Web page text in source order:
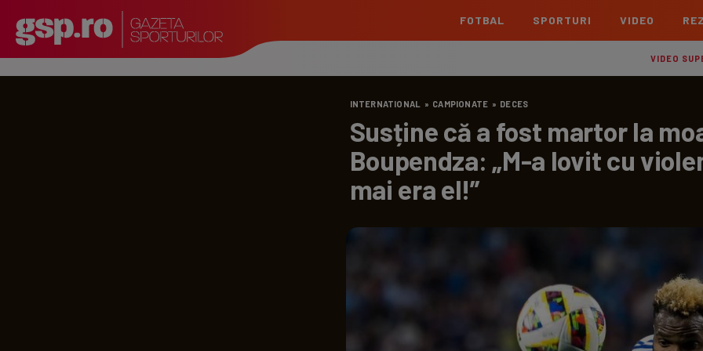
FOTBAL
Echipe
Liga 2
Echipe Meciuri Clasament Echipe
Echipe
Echipe
SPORTURI VIDEO
VIDEO
INTERNATIONAL » CAMPIONATE » DECES
Susține că a fost martor la
Boupendza: „M-a lovit cu
mai era el!”